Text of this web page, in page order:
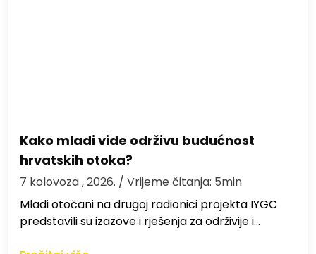
Kako mladi vide održivu budućnost
hrvatskih otoka?
7 kolovoza , 2026. / Vrijeme čitanja: 5min
Mladi otočani na drugoj radionici projekta IYGC
predstavili su izazove i rješenja za održivije i…